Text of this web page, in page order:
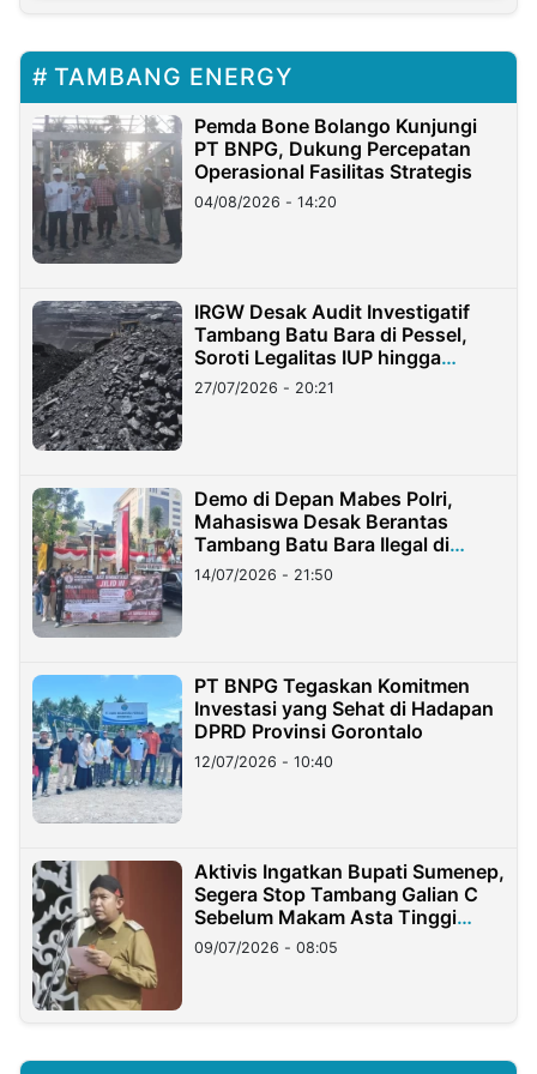
TAMBANG ENERGY
Pemda Bone Bolango Kunjungi
PT BNPG, Dukung Percepatan
Operasional Fasilitas Strategis
04/08/2026 - 14:20
IRGW Desak Audit Investigatif
Tambang Batu Bara di Pessel,
Soroti Legalitas IUP hingga
Stockpile
27/07/2026 - 20:21
Demo di Depan Mabes Polri,
Mahasiswa Desak Berantas
Tambang Batu Bara Ilegal di
Lampung
14/07/2026 - 21:50
PT BNPG Tegaskan Komitmen
Investasi yang Sehat di Hadapan
DPRD Provinsi Gorontalo
12/07/2026 - 10:40
Aktivis Ingatkan Bupati Sumenep,
Segera Stop Tambang Galian C
Sebelum Makam Asta Tinggi
Longsor
09/07/2026 - 08:05